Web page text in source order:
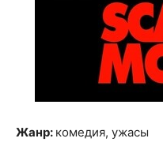
Жанр: комедия, ужасы